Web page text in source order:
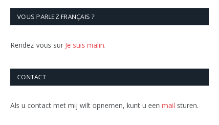
VOUS PARLEZ FRANÇAIS ?
Rendez-vous sur Je suis malin.
CONTACT
Als u contact met mij wilt opnemen, kunt u een mail sturen.